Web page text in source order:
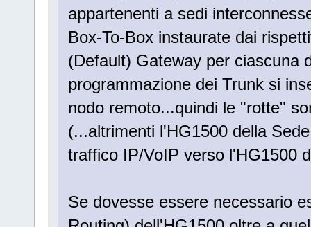
appartenenti a sedi
Box-To-Box instaurate dai
(Default) Gateway per ciascuna
programmazione dei Trunk si
nodo remoto...quindi le "rotte"
(...altrimenti l'HG1500 della
traffico IP/VoIP verso l'HG1500
Se dovesse essere necessario